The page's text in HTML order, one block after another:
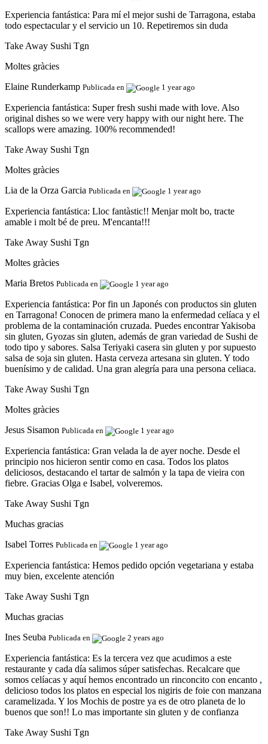
Experiencia fantástica: Para mí el mejor sushi de Tarragona, estaba
todo espectacular y el servicio un 10. Repetiremos sin duda
Take Away Sushi Tgn
Moltes gràcies
Elaine Runderkamp Publicada en 1 year ago
Experiencia fantástica: Super fresh sushi made with love. Also
original dishes so we were very happy with our night here. The
scallops were amazing. 100% recommended!
Take Away Sushi Tgn
Moltes gràcies
Lia de la Orza Garcia Publicada en 1 year ago
Experiencia fantástica: Lloc fantàstic!! Menjar molt bo, tracte
amable i molt bé de preu. M'encanta!!!
Take Away Sushi Tgn
Moltes gràcies
Maria Bretos Publicada en 1 year ago
Experiencia fantástica: Por fin un Japonés con productos sin gluten
en Tarragona! Conocen de primera mano la enfermedad celíaca y el
problema de la contaminación cruzada. Puedes encontrar Yakisoba
sin gluten, Gyozas sin gluten, además de gran variedad de Sushi de
todo tipo y sabores. Salsa Teriyaki casera sin gluten y por supuesto
salsa de soja sin gluten. Hasta cerveza artesana sin gluten. Y todo
buenísimo y de calidad. Una gran alegría para una persona celiaca.
Take Away Sushi Tgn
Moltes gràcies
Jesus Sisamon Publicada en 1 year ago
Experiencia fantástica: Gran velada la de ayer noche. Desde el
principio nos hicieron sentir como en casa. Todos los platos
deliciosos, destacando el tartar de salmón y la tapa de vieira con
fiebre. Gracias Olga e Isabel, volveremos.
Take Away Sushi Tgn
Muchas gracias
Isabel Torres Publicada en 1 year ago
Experiencia fantástica: Hemos pedido opción vegetariana y estaba
muy bien, excelente atención
Take Away Sushi Tgn
Muchas gracias
Ines Seuba Publicada en 2 years ago
Experiencia fantástica: Es la tercera vez que acudimos a este
restaurante y cada día salimos súper satisfechas. Recalcare que
somos celíacas y aquí hemos encontrado un rinconcito con encanto ,
delicioso todos los platos en especial los nigiris de foie con manzana
caramelizada. Y los Mochis de postre ya es de otro planeta de lo
buenos que son!! Lo mas importante sin gluten y de confianza
Take Away Sushi Tgn